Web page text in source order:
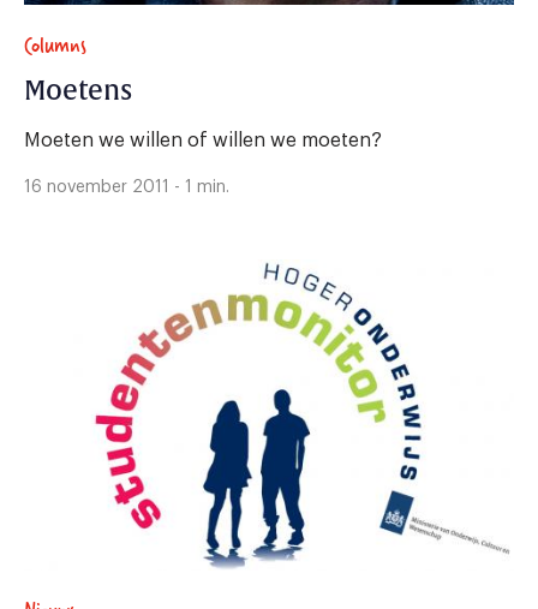
Columns
Moetens
Moeten we willen of willen we moeten?
16 november 2011 - 1 min.